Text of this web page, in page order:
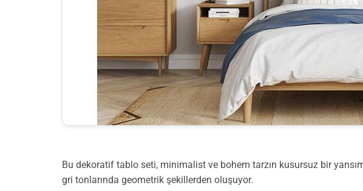
Bu dekoratif tablo seti, minimalist ve bohem tarzın kusursuz bir
gri tonlarında geometrik şekillerden oluşuyor.